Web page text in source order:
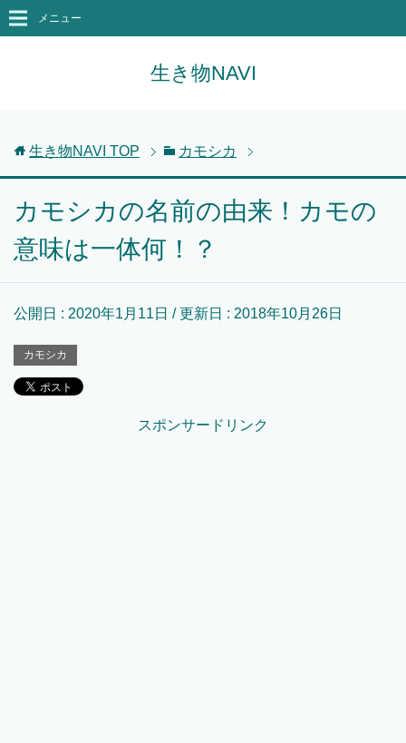
生き物NAVI
メニュー
生き物NAVI TOP カモシカ
カモシカの名前の由来！カモの
意味は一体何！？
公開日 : 2020年1月11日 / 更新日 : 2018年10月26日
カモシカ
スポンサードリンク